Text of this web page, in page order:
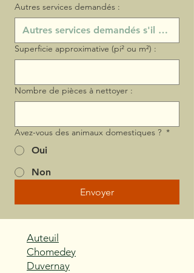
Autres services demandés :
Superficie approximative (pi² ou m²) :
Nombre de pièces à nettoyer :
Avez-vous des animaux domestiques ? *
Oui
Non
Envoyer
Auteuil
Chomedey
Duvernay